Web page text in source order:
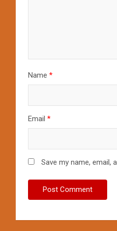
Name *
Email *
Save my name, email,